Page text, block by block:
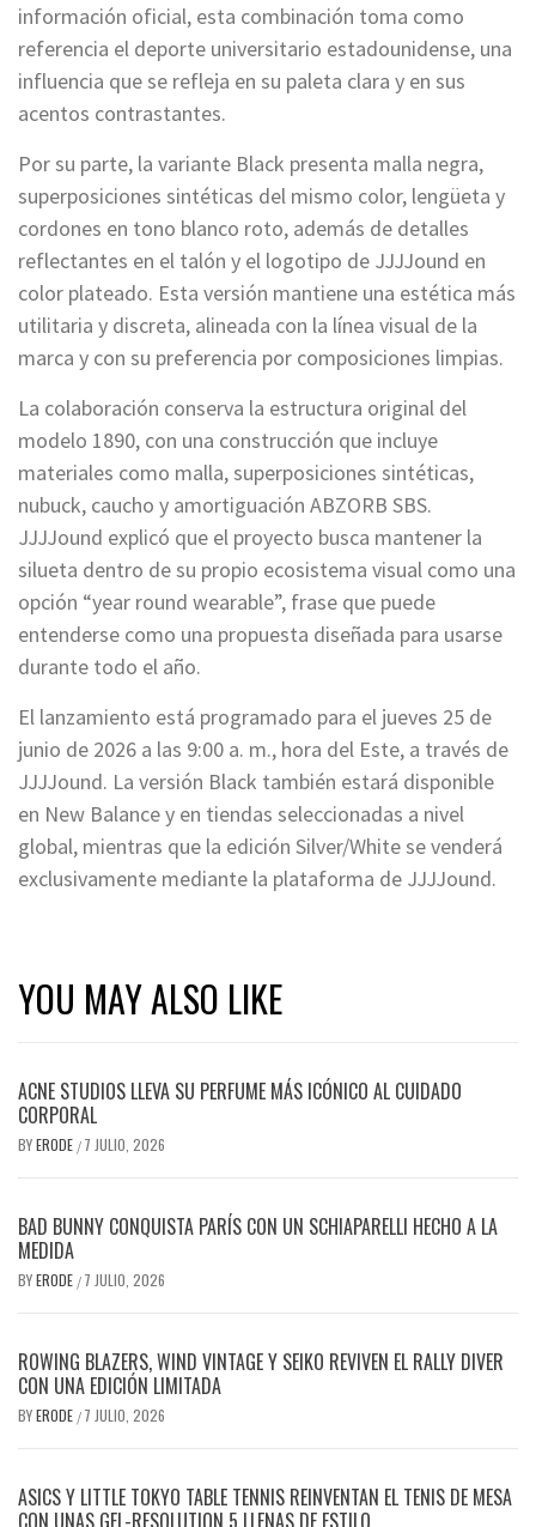
información oficial, esta combinación toma como
referencia el deporte universitario estadounidense, una
influencia que se refleja en su paleta clara y en sus
acentos contrastantes.
Por su parte, la variante Black presenta malla negra,
superposiciones sintéticas del mismo color, lengüeta y
cordones en tono blanco roto, además de detalles
reflectantes en el talón y el logotipo de JJJJound en
color plateado. Esta versión mantiene una estética más
utilitaria y discreta, alineada con la línea visual de la
marca y con su preferencia por composiciones limpias.
La colaboración conserva la estructura original del
modelo 1890, con una construcción que incluye
materiales como malla, superposiciones sintéticas,
nubuck, caucho y amortiguación ABZORB SBS.
JJJJound explicó que el proyecto busca mantener la
silueta dentro de su propio ecosistema visual como una
opción “year round wearable”, frase que puede
entenderse como una propuesta diseñada para usarse
durante todo el año.
El lanzamiento está programado para el jueves 25 de
junio de 2026 a las 9:00 a. m., hora del Este, a través de
JJJJound. La versión Black también estará disponible
en New Balance y en tiendas seleccionadas a nivel
global, mientras que la edición Silver/White se venderá
exclusivamente mediante la plataforma de JJJJound.
YOU MAY ALSO LIKE
ACNE STUDIOS LLEVA SU PERFUME MÁS ICÓNICO AL CUIDADO
CORPORAL
BYERODE / 7 JULIO, 2026
BAD BUNNY CONQUISTA PARÍS CON UN SCHIAPARELLI HECHO A LA
MEDIDA
BYERODE / 7 JULIO, 2026
ROWING BLAZERS, WIND VINTAGE Y SEIKO REVIVEN EL RALLY DIVER
CON UNA EDICIÓN LIMITADA
BYERODE / 7 JULIO, 2026
ASICS Y LITTLE TOKYO TABLE TENNIS REINVENTAN EL TENIS DE MESA
CON UNAS GEL-RESOLUTION 5 LLENAS DE ESTILO